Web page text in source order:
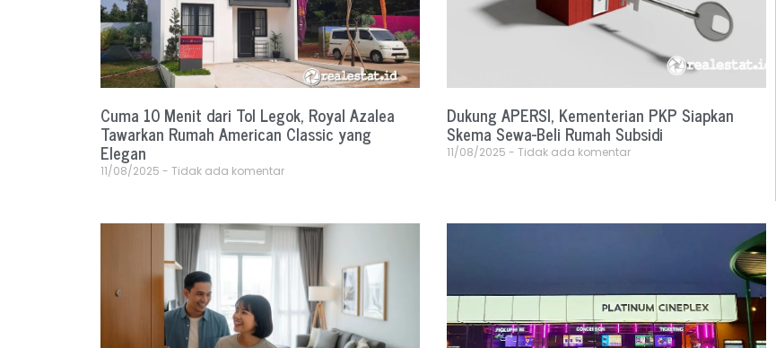
Cuma 10 Menit dari Tol Legok, Royal Azalea
Tawarkan Rumah American Classic yang
Elegan
11/08/2025 Tidak ada komentar
Dukung APERSI, Kementerian PKP Siapkan
Skema Sewa-Beli Rumah Subsidi
11/08/2025 Tidak ada komentar